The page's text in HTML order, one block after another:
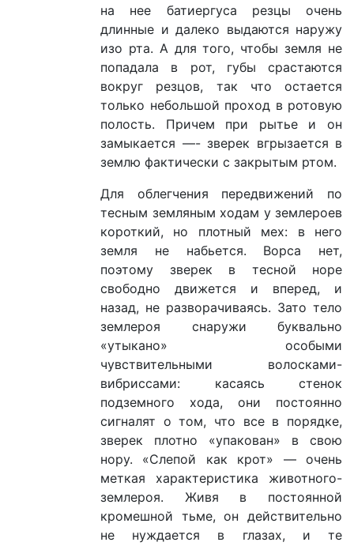
на нее батиергуса резцы очень
длинные и далеко выдаются наружу
изо рта. А для того, чтобы земля не
попадала в рот, губы срастаются
вокруг резцов, так что остается
только небольшой проход в ротовую
полость. Причем при рытье и он
замыкается —- зверек вгрызается в
землю фактически с закрытым ртом.
Для облегчения передвижений по
тесным земляным ходам у землероев
короткий, но плотный мех: в него
земля не набьется. Ворса нет,
поэтому зверек в тесной норе
свободно движется и вперед, и
назад, не разворачиваясь. Зато тело
землероя снаружи буквально
«утыкано» особыми
чувствительными волосками-
вибриссами: касаясь стенок
подземного хода, они постоянно
сигналят о том, что все в порядке,
зверек плотно «упакован» в свою
нору. «Слепой как крот» — очень
меткая характеристика животного-
землероя. Живя в постоянной
кромешной тьме, он действительно
не нуждается в глазах, и те